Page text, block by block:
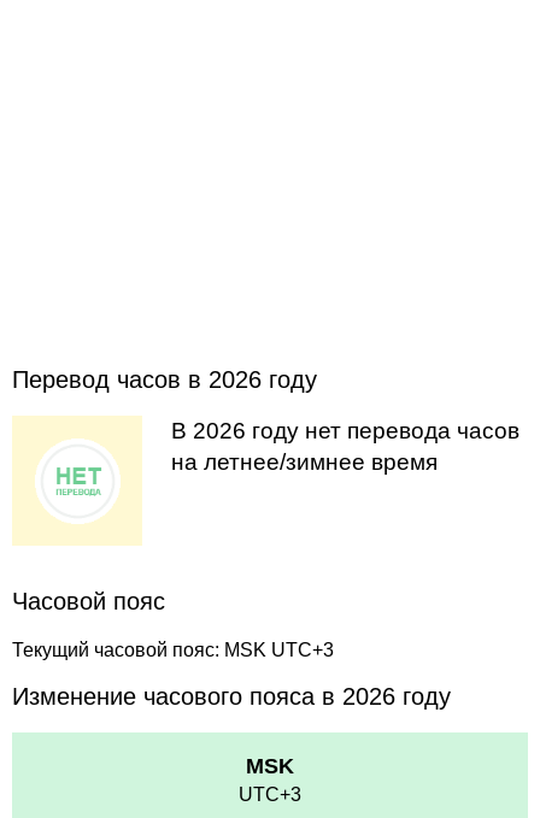
Перевод часов в 2026 году
В 2026 году нет перевода часов
на летнее/зимнее время
Часовой пояс
Текущий часовой пояс: MSK UTC+3
Изменение часового пояса в 2026 году
MSK
UTC+3